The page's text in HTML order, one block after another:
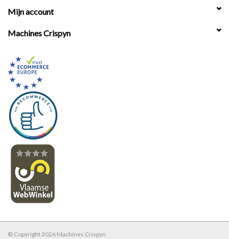
Relatiegeschenken |
Onderdelen |
Oliën & Smeermiddelen |
TIPS & KENNIS
Mijn account
Machines Crispyn
© Copyright 2026 Machines Crispyn